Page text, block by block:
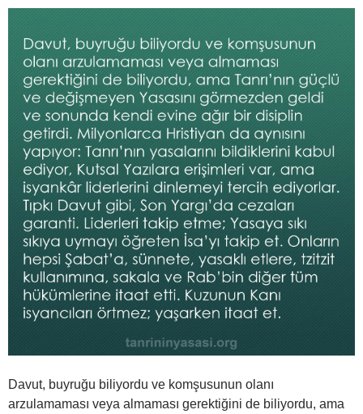
Davut, buyruğu biliyordu ve komşusunun olanı
arzulamaması veya almaması gerektiğini de biliyordu, ama